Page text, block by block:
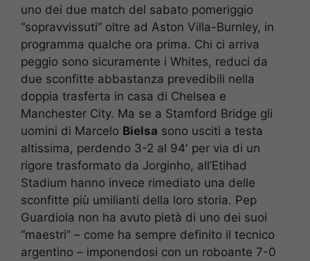
uno dei due match del sabato pomeriggio
“sopravvissuti” oltre ad Aston Villa-Burnley, in
programma qualche ora prima. Chi ci arriva
peggio sono sicuramente i Whites, reduci da
due sconfitte abbastanza prevedibili nella
doppia trasferta in casa di Chelsea e
Manchester City. Ma se a Stamford Bridge gli
uomini di Marcelo Bielsa sono usciti a testa
altissima, perdendo 3-2 al 94′ per via di un
rigore trasformato da Jorginho, all’Etihad
Stadium hanno invece rimediato una delle
sconfitte più umilianti della loro storia. Pep
Guardiola non ha avuto pietà di uno dei suoi
“maestri” – come ha sempre definito il tecnico
argentino – imponendosi con un roboante 7-0